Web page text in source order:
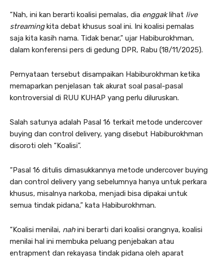
“Nah, ini kan berarti koalisi pemalas, dia enggaklihat live
streamingkita debat khusus soal ini. Ini koalisi pemalas
saja kita kasih nama. Tidak benar,” ujar Habiburokhman,
dalam konferensi pers di gedung DPR, Rabu (18/11/2025).
Pernyataan tersebut disampaikan Habiburokhman ketika
memaparkan penjelasan tak akurat soal pasal-pasal
kontroversial di RUU KUHAP yang perlu diluruskan.
Salah satunya adalah Pasal 16 terkait metode undercover
buying dan control delivery, yang disebut Habiburokhman
disoroti oleh “Koalisi”.
“Pasal 16 ditulis dimasukkannya metode undercover buying
dan control delivery yang sebelumnya hanya untuk perkara
khusus, misalnya narkoba, menjadi bisa dipakai untuk
semua tindak pidana,” kata Habiburokhman.
“Koalisi menilai, nahini berarti dari koalisi orangnya, koalisi
menilai hal ini membuka peluang penjebakan atau
entrapment dan rekayasa tindak pidana oleh aparat